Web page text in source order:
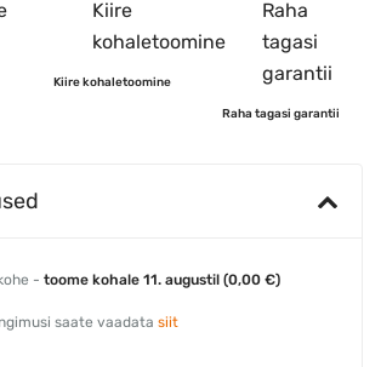
Kiire kohaletoomine
Raha tagasi garantii
- toome kohale 11. augustil (0,00 €)
saate vaadata siit